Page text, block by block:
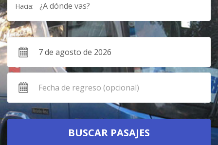
Hacia: ¿A dónde vas?
BUSCAR PASAJES